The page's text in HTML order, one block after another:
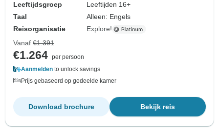
Leeftijdsgroep
Leeftijden 16+
Taal
Alleen: Engels
Reisorganisatie
Explore!
Vanaf €1.391
€1.264 per persoon
Aanmelden to unlock savings
Prijs gebaseerd op gedeelde kamer
Bekijk reis
Download brochure